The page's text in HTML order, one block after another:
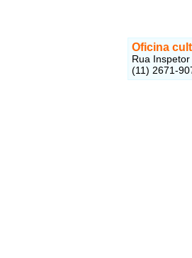
Oficina
Rua
(11) 2671-